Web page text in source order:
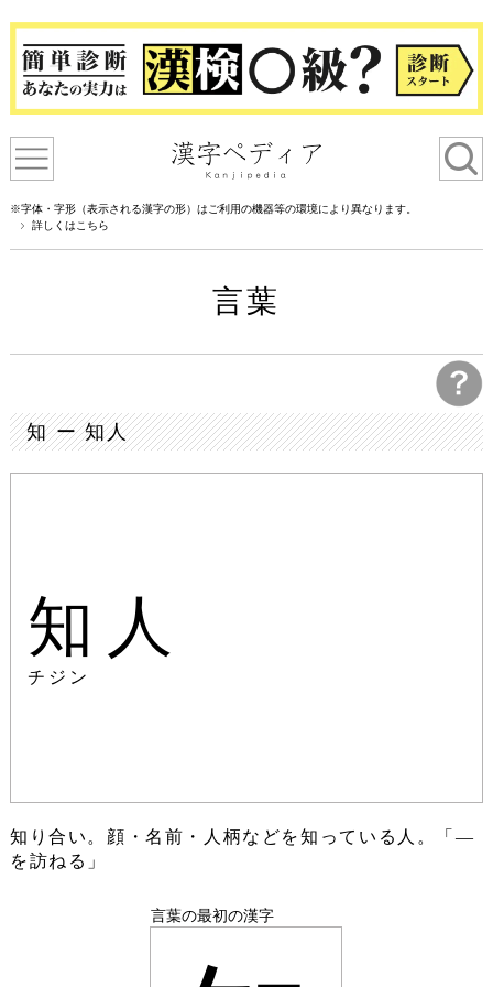
※字体・字形（表示される漢字の形）はご利用の機器等の環境により異なります。
詳しくはこちら
言葉
知 ー 知人
知人
チジン
知り合い。顔・名前・人柄などを知っている人。「―
を訪ねる」
言葉の最初の漢字